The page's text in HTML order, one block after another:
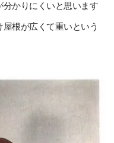
かりにくいと思います
根が広くて重いという